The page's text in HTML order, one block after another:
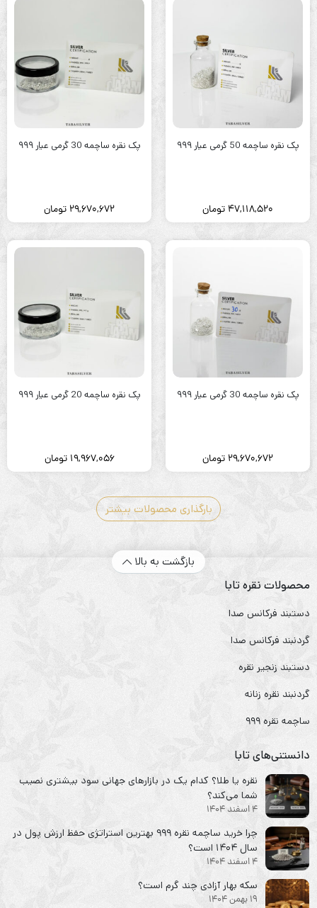
پک نقره ساچمه 50 گرمی عیار ۹۹۹
47,118,520 تومان
پک نقره ساچمه 30 گرمی عیار ۹۹۹
29,670,672 تومان
پک نقره ساچمه 30 گرمی عیار ۹۹۹
29,670,672 تومان
پک نقره ساچمه 20 گرمی عیار ۹۹۹
19,967,056 تومان
بارگذاری محصولات بیشتر
بازگشت به بالا
محصولات نقره تابا
دستبند فرکانس صدا
گردنبند فرکانس صدا
دستبند زنجیر نقره
گردنبند نقره زنانه
ساچمه نقره ۹۹۹
دانستنی‌های تابا
نقره یا طلا؟ کدام یک در بازارهای جهانی سود بیشتری نصیب
شما می‌کند؟
4 اسفند 1404
چرا خرید ساچمه نقره ۹۹۹ بهترین استراتژی حفظ ارزش پول در
سال ۱۴۰۴ است؟
4 اسفند 1404
سکه‌ بهار آزادی چند گرم است؟
19 بهمن 1404